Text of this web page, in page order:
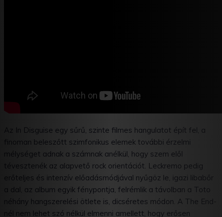
Az In Disguise egy sűrű, szinte filmes hangulatot épít fel, a
finoman beleszőtt szimfonikus elemek további érzelmi
mélységet adnak a számnak anélkül, hogy szem elől
tévesztenék az alapvető rock orientációt. Leckremo pedig
erőteljes és intenzív előadásmódjával nyűgöz le, igazi libabőr
a dal, az album egyik fénypontja, felrémlik a távolban a Toto
néhány hangszerelési ötlete is, dicséretes módon. A The End-
nél nem lehet szó nélkül elmenni amellett, hogy erősen